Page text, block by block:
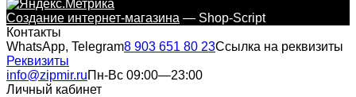
Создание интернет-магазина — Shop-Script
Контакты
WhatsApp, Telegram8 903 651 80 23Ссылка на реквизиты
Реквизиты
info@zipmir.ruПн-Вс 09:00—23:00
Личный кабинет